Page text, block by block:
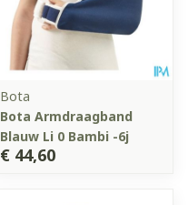
Bota
Bota Armdraagband
Blauw Li 0 Bambi -6j
€ 44,60